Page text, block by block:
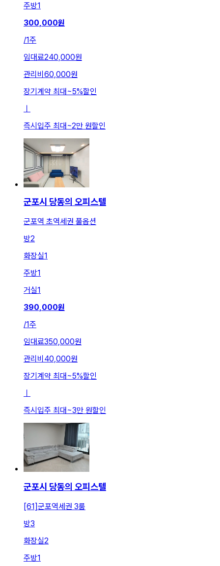
주방1
300,000원
/1주
임대료240,000원
관리비 60,000원
장기계약 최대~5%할인
ㅣ
즉시입주 최대~2만 원할인
군포시 당동의 오피스텔
군포역 초역세권 풀옵션
방2
화장실1
주방1
거실1
390,000원
/1주
임대료350,000원
관리비 40,000원
장기계약 최대~5%할인
ㅣ
즉시입주 최대~3만 원할인
군포시 당동의 오피스텔
[61]군포역세권 3룸
방3
화장실2
주방1